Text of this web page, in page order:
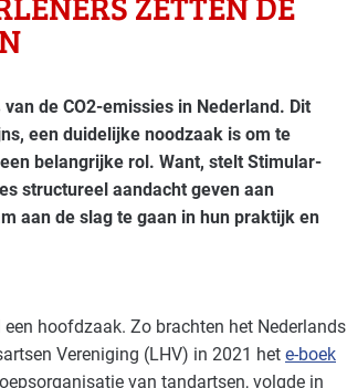
de CO2-emissies in Nederland. Dit
een duidelijke noodzaak is om te
belangrijke rol. Want, stelt Stimular-
structureel aandacht geven aan
aan de slag te gaan in hun praktijk en
hoofdzaak. Zo brachten het Nederlands
Vereniging (LHV) in 2021 het e-boek
van tandartsen, volgde in